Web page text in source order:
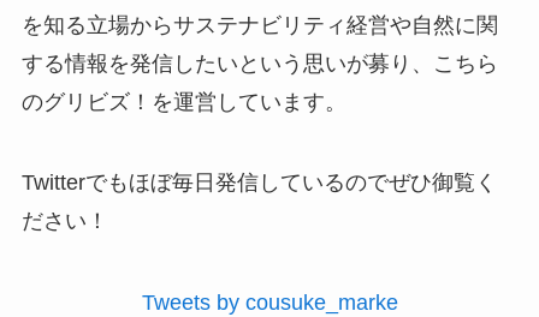
を知る立場からサステナビリティ経営や自然に関
する情報を発信したいという思いが募り、こちら
のグリビズ！を運営しています。
Twitterでもほぼ毎日発信しているのでぜひ御覧く
ださい！
Tweets by cousuke_marke